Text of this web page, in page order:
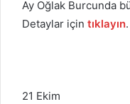
Ay Oğlak Burcunda
Detaylar için tıklayın.
21 Ekim